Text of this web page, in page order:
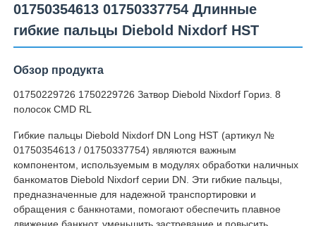
01750354613 01750337754 Длинные
гибкие пальцы Diebold Nixdorf HST
Обзор продукта
01750229726 1750229726 Затвор Diebold Nixdorf Гориз. 8
полосок CMD RL
Гибкие пальцы Diebold Nixdorf DN Long HST (артикул №
01750354613 / 01750337754) являются важным
компонентом, используемым в модулях обработки наличных
банкоматов Diebold Nixdorf серии DN. Эти гибкие пальцы,
предназначенные для надежной транспортировки и
обращения с банкнотами, помогают обеспечить плавное
движение банкнот, уменьшить застревание и повысить